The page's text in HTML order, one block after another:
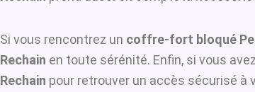
Si vous rencontrez un coffre-fort bloqué
Rechain en toute sérénité. Enfin, si vous
Rechain pour retrouver un accès sécurisé à